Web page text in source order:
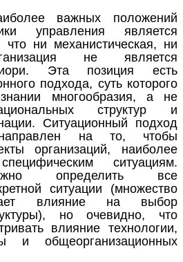
важных положений
управления является
ни механистическая, ни
не является
Эта позиция есть
подхода, суть которого
многообразия, а не
структур и
Ситуационный подход
направлен на то, чтобы
организаций, наиболее
ситуациям.
определить все
ситуации (множество
влияние на выбор
но очевидно, что
влияние технологии,
и общеорганизационных